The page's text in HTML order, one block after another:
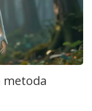
metoda